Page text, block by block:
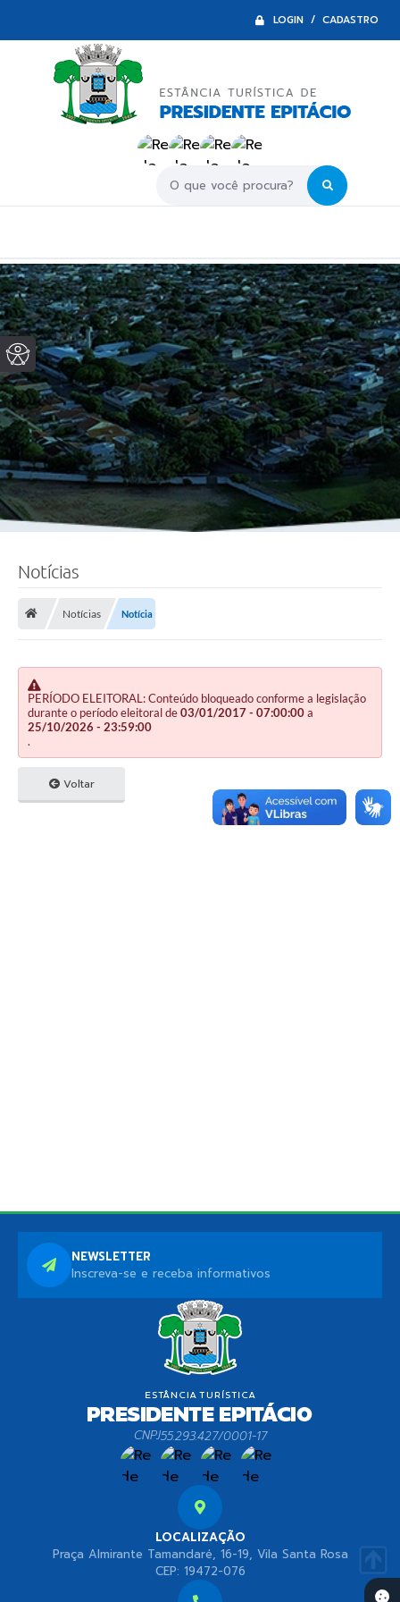
LOGIN / CADASTRO
Notícias
Notícias Notícia
PERÍODO ELEITORAL: Conteúdo bloqueado conforme a legislação
durante o período eleitoral de03/01/2017 - 07:00:00a
25/10/2026 - 23:59:00
.
Voltar
LOCALIZAÇÃO
Praça Almirante Tamandaré, 16-19, Vila Santa Rosa
CEP: 19472-076
CNPJ55.293.427/0001-17
NEWSLETTER
Inscreva-se e receba informativos